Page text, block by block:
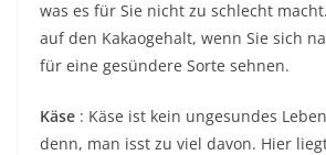
was es für Sie nicht zu schlecht
auf den Kakaogehalt, wenn Sie sich
für eine gesündere Sorte sehnen.
Käse : Käse ist kein ungesundes
denn, man isst zu viel davon. Hier